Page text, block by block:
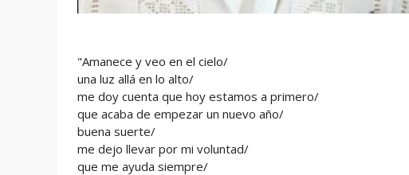
"Amanece y veo en el cielo/
una luz allá en lo alto/
me doy cuenta que hoy estamos a primero/
que acaba de empezar un nuevo año/
buena suerte/
me dejo llevar por mi voluntad/
que me ayuda siempre/